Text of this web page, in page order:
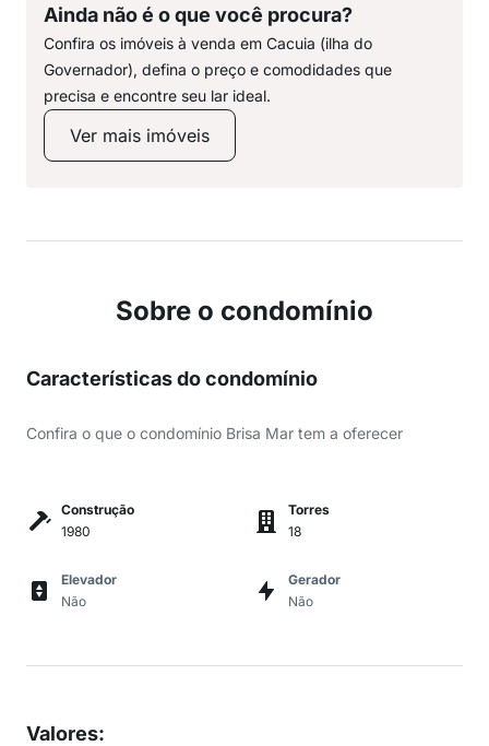
Ainda não é o que você procura?
Confira os imóveis à venda em Cacuia (ilha do
Governador), defina o preço e comodidades que
precisa e encontre seu lar ideal.
Ver mais imóveis
Sobre o condomínio
Características do condomínio
Confira o que o condomínio Brisa Mar tem a oferecer
Construção
1980
Torres
18
Elevador
Não
Gerador
Não
Valores: